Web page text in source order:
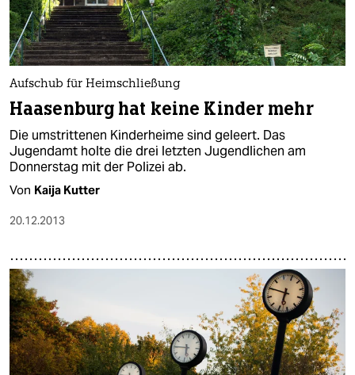
Aufschub für Heimschließung
Haasenburg hat keine Kinder mehr
Die umstrittenen Kinderheime sind geleert. Das
Jugendamt holte die drei letzten Jugendlichen am
Donnerstag mit der Polizei ab.
Von Kaija Kutter
20.12.2013